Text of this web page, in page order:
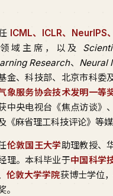
ICML、ICLR、
域主席，以及
Research、 Neural
金、科技部、北京市科委
象服务协会技术发明一等
中央电视台《焦点访谈》
《麻省理工科技评论》等媒
伦敦国王大学助理教授、
理。本科毕业于中国科学
伦敦大学学院获博士学位
。